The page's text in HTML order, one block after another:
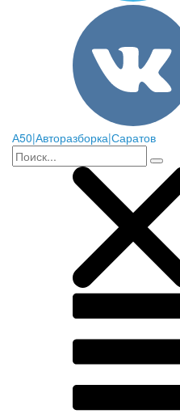
А50|Авторазборка|Саратов